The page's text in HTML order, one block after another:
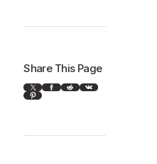
Share This Page
X
Facebook Reddit VK
Pinterest